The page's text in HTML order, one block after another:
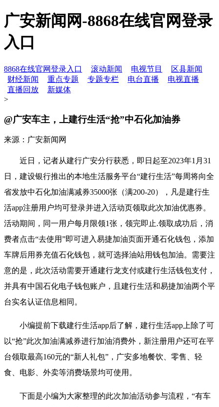
广安新闻网-8868在线官网登录
入口
8868在线官网登录入口 滚动新闻 电视节目
区县新闻
财经新闻
重点专题 专题专栏 电台直播
电视直播
直播回放
新媒体
>
@广安车主，上建行生活“抢”中石化加油券
来源：广安新闻网
近日，记者从建行广安分行获悉，即日起至2023年1月31
日，建设银行推出的本地生活服务平台“建行生活”每周将向全
省发放中石化加油满减券35000张（满200-20），凡是建行生
活app注册用户均可登录并进入活动页领取此次加油优惠券。
活动期间，同一用户每月限领1张，领完即止.领取成功后，消
费者点击“去使用”即可进入易捷加油页面开通石化钱包，添加
车牌后用券充值石化钱包，就可选择油站用钱包加油。需要注
意的是，此次活动需要开通建行龙支付或建行生活钱包支付，
并具有中国石化电子钱包账户，且建行生活和易捷加油两个平
台实名认证信息相同。
小编提前下载建行生活app后了解，建行生活app上除了可
以“抢”此次加油满减券进行加油消费外，新注册用户还可在平
台领取最高160元的“新人礼包”，广安多地餐饮、零售、轻
食、电影、外卖等消费场景均可使用。
下面是小编为大家整理的此次加油活动参与流程，“有车